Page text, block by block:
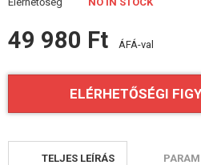
KEDVEZMÉNYEK
49 980 Ft ÁFÁ-val
ELÉRHETŐSÉGI
TELJES LEÍRÁS